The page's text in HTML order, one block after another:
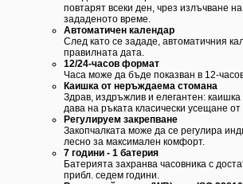
повтарят всеки ден, чрез излъчване на
зададеното време.
Автоматичен календар
След като се зададе, автоматичния
правилната дата.
12/24-часов формат
Часа може да бъде показван в 12-
Каишка от неръждаема стомана
Здрав, издръжлив и елегантен:
дава на ръката класически усещане
Регулируем закрепване
Закопчалката може да се регулира
лесно за максимален комфорт.
7 години - 1 батерия
Батерията захранва часовника с
прибл. седем години.